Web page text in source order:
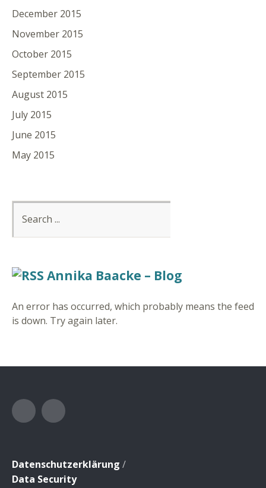
December 2015
November 2015
October 2015
September 2015
August 2015
July 2015
June 2015
May 2015
Annika Baacke – Blog
An error has occurred, which probably means the feed
is down. Try again later.
Facebook
Datenschutzerklärung /
Data Security